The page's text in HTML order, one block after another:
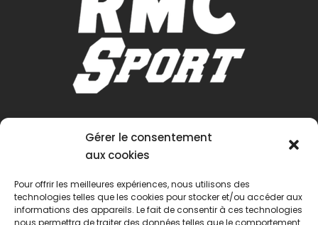
Gérer le consentement
aux cookies
Pour offrir les meilleures expériences, nous utilisons des
technologies telles que les cookies pour stocker et/ou accéder aux
informations des appareils. Le fait de consentir à ces technologies
nous permettra de traiter des données telles que le comportement